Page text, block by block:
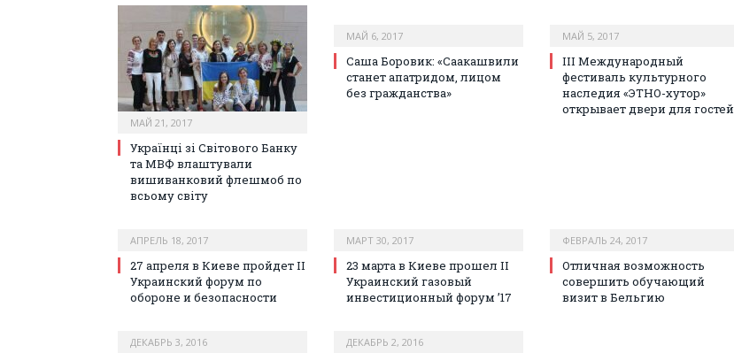
МАЙ 21, 2017
Українці зі Світового Банку
та МВФ влаштували
вишиванковий флешмоб по
всьому світу
МАЙ 6, 2017
Саша Боровик: «Саакашвили
станет апатридом, лицом
без гражданства»
МАЙ 5, 2017
III Международный
фестиваль культурного
наследия «ЭТНО-хутор»
открывает двери для гостей
АПРЕЛЬ 18, 2017
27 апреля в Киеве пройдет II
Украинский форум по
обороне и безопасности
МАРТ 30, 2017
23 марта в Киеве прошел II
Украинский газовый
инвестиционный форум ’17
ФЕВРАЛЬ 24, 2017
Отличная возможность
совершить обучающий
визит в Бельгию
ДЕКАБРЬ 3, 2016 ДЕКАБРЬ 2, 2016